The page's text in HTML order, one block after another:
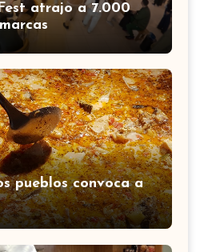
atrajo a 7.000
pueblos convoca a